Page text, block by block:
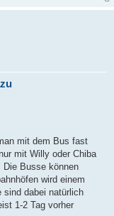
mit dem Bus fast
mit Willy oder Chiba
Die Busse können
wird einem
sind dabei natürlich
1-2 Tag vorher